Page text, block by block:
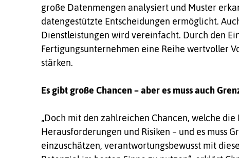
große Datenmengen analysiert und Muster
datengestützte Entscheidungen ermöglicht.
Dienstleistungen wird vereinfacht. Durch den
Fertigungsunternehmen eine Reihe wertvoller
stärken.
Es gibt große Chancen – aber es muss auch
„Doch mit den zahlreichen Chancen, welche
Herausforderungen und Risiken – und es muss
einzuschätzen, verantwortungsbewusst mit